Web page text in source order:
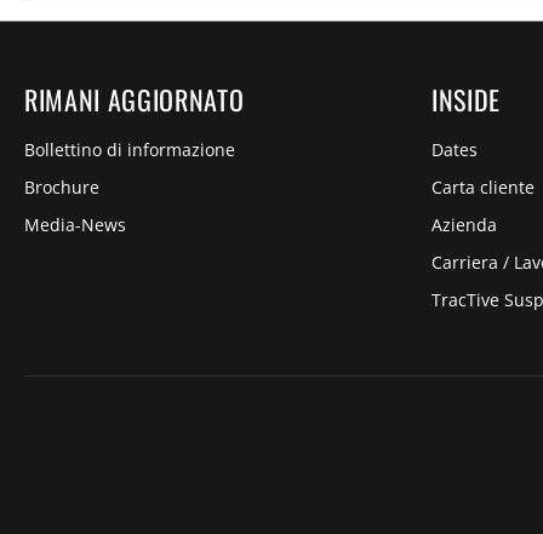
RIMANI AGGIORNATO
Bollettino di informazione
Brochure
Media-News
INSIDE
Dates
Carta cliente
Azienda
Carriera /
TracTive